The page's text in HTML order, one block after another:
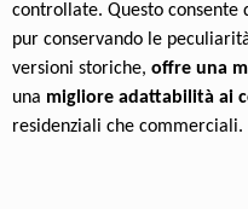
controllate. Questo consente
pur conservando le
versioni storiche, offre una
una migliore adattabilità ai
residenziali che commerciali.